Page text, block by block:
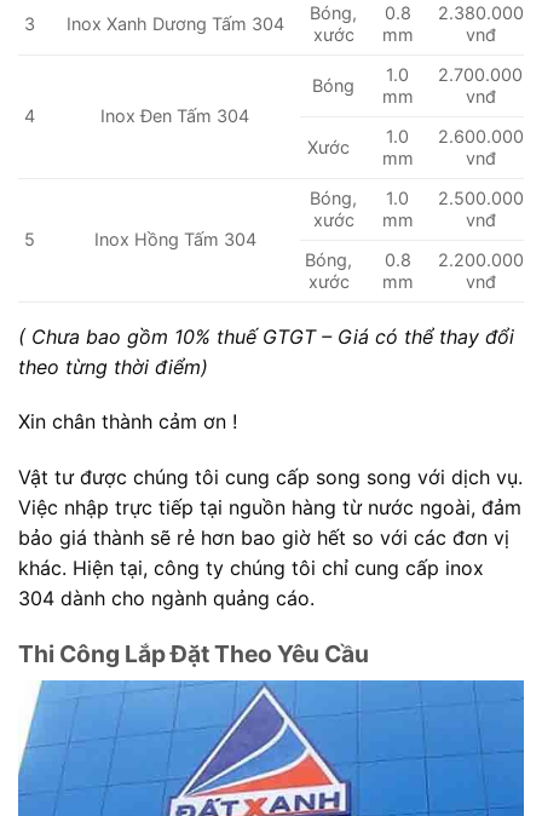
3 Inox Xanh Dương Tấm 304
Bóng,
xước
0.8
mm
2.380.000
vnđ
4 Inox Đen Tấm 304
Bóng
1.0
mm
2.700.000
vnđ
Xước
1.0
mm
2.600.000
vnđ
5 Inox Hồng Tấm 304
Bóng,
xước
1.0
mm
2.500.000
vnđ
Bóng,
xước
0.8
mm
2.200.000
vnđ
( Chưa bao gồm 10% thuế GTGT – Giá có thể thay đổi
theo từng thời điểm)
Xin chân thành cảm ơn !
Vật tư được chúng tôi cung cấp song song với dịch vụ.
Việc nhập trực tiếp tại nguồn hàng từ nước ngoài, đảm
bảo giá thành sẽ rẻ hơn bao giờ hết so với các đơn vị
khác. Hiện tại, công ty chúng tôi chỉ cung cấp inox
304 dành cho ngành quảng cáo.
Thi Công Lắp Đặt Theo Yêu Cầu